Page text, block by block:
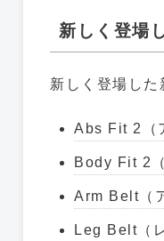
新しく登場
新しく登場した
Abs Fit 2（
Body Fit 2
Arm Belt（
Leg Belt（